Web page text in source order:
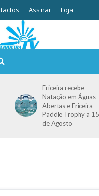
Assinar Loja
Ericeira recebe
Natação em Águas
Abertas e Ericeira
Paddle Trophy a 15
de Agosto